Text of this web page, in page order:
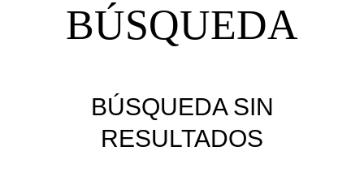
BÚSQUEDA
BÚSQUEDA SIN
RESULTADOS